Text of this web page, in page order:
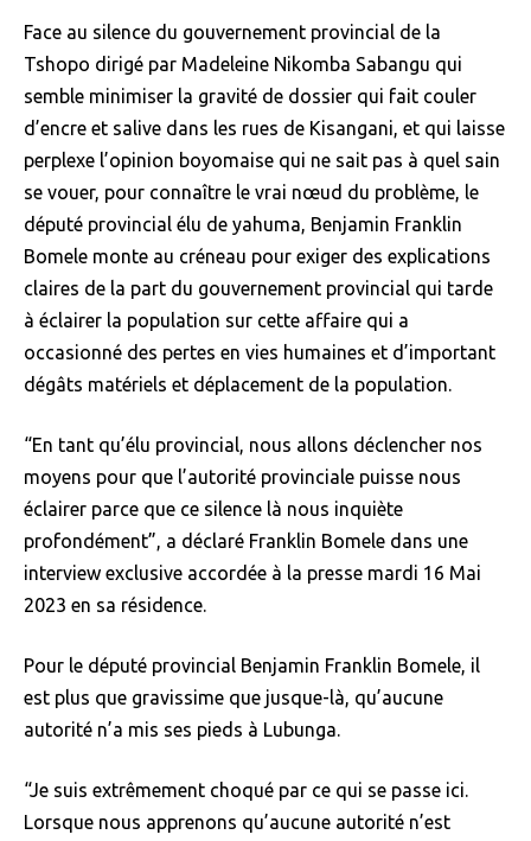
Face au silence du gouvernement provincial de la
Tshopo dirigé par Madeleine Nikomba Sabangu qui
semble minimiser la gravité de dossier qui fait couler
d’encre et salive dans les rues de Kisangani, et qui laisse
perplexe l’opinion boyomaise qui ne sait pas à quel sain
se vouer, pour connaître le vrai nœud du problème, le
député provincial élu de yahuma, Benjamin Franklin
Bomele monte au créneau pour exiger des explications
claires de la part du gouvernement provincial qui tarde
à éclairer la population sur cette affaire qui a
occasionné des pertes en vies humaines et d’important
dégâts matériels et déplacement de la population.
“En tant qu’élu provincial, nous allons déclencher nos
moyens pour que l’autorité provinciale puisse nous
éclairer parce que ce silence là nous inquiète
profondément”, a déclaré Franklin Bomele dans une
interview exclusive accordée à la presse mardi 16 Mai
2023 en sa résidence.
Pour le député provincial Benjamin Franklin Bomele, il
est plus que gravissime que jusque-là, qu’aucune
autorité n’a mis ses pieds à Lubunga.
“Je suis extrêmement choqué par ce qui se passe ici.
Lorsque nous apprenons qu’aucune autorité n’est